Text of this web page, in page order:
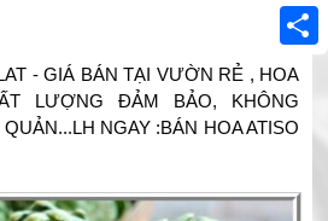
- GIÁ BÁN TẠI VƯỜN RẺ , HOA
LƯỢNG ĐẢM BẢO, KHÔNG
NGAY :BÁN HOA ATISO
Share